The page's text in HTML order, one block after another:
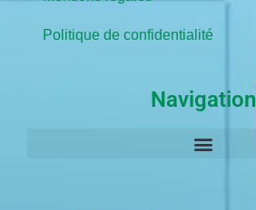
Politique de confidentialité
Navigation